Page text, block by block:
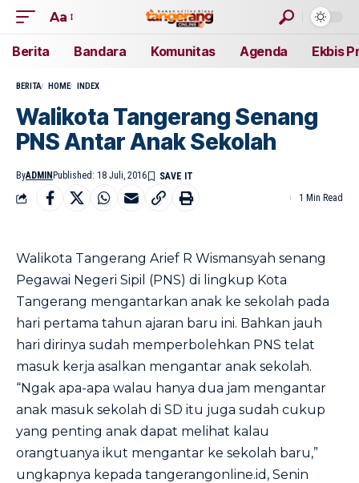
Aa
Berita Bandara Komunitas Agenda Ekbis
BERITA HOME INDEX
Walikota Tangerang Senang
PNS Antar Anak Sekolah
ByADMIN Published: 18 Juli, 2016
1 Min Read
Walikota Tangerang Arief R Wismansyah senang
Pegawai Negeri Sipil (PNS) di lingkup Kota
Tangerang mengantarkan anak ke sekolah pada
hari pertama tahun ajaran baru ini. Bahkan jauh
hari dirinya sudah memperbolehkan PNS telat
masuk kerja asalkan mengantar anak sekolah.
“Ngak apa-apa walau hanya dua jam mengantar
anak masuk sekolah di SD itu juga sudah cukup
yang penting anak dapat melihat kalau
orangtuanya ikut mengantar ke sekolah baru,”
ungkapnya kepada tangerangonline.id, Senin